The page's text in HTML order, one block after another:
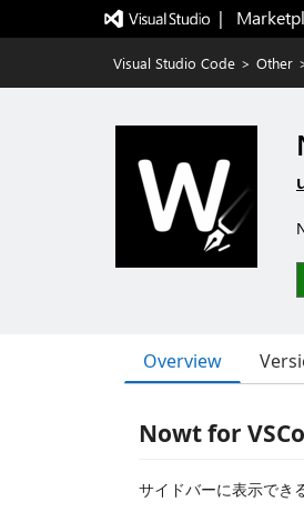
|
Visual Studio Code > Other
Overview
Nowt for
サイドバーに表示でき